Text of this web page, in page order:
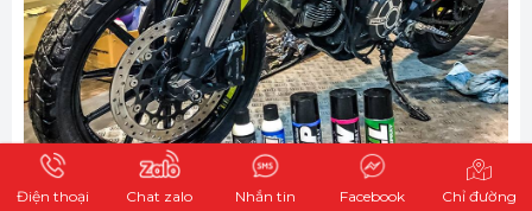
Điện thoại Chat zalo Nhắn tin Facebook Chỉ đường